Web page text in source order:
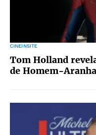
CINEINSITE
Tom Holland
de Homem-